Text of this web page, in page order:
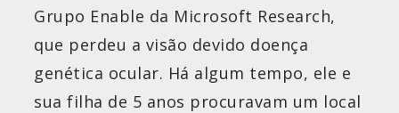
Grupo Enable da Microsoft Research,
que perdeu a visão devido doença
genética ocular. Há algum tempo, ele e
sua filha de 5 anos procuravam um local